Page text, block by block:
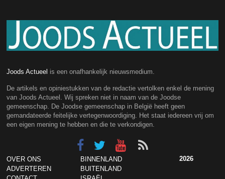
Joods Actueel is een onafhankelijk nieuwsmedium.
De artikels en opiniestukken van de redactie vertolken enkel de mening
van Joods Actueel. Wij spreken niet in naam van de Joodse
gemeenschap. De Joodse gemeenschap in België heeft geen
gemandateerde feitelijke vertegenwoordiging. Het staat iedereen vrij om
een eigen mening te hebben en die te verkondigen.
OVER ONS
ADVERTEREN
BINNENLAND
BUITENLAND
2026